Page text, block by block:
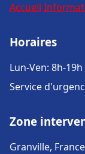
Accueil
Horaires
Lun-Ven: 8h-19h
Service
Zone
Granville, France